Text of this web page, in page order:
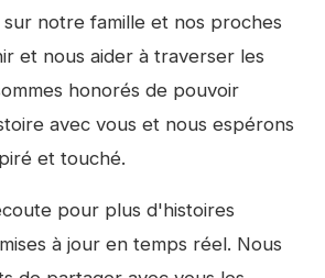
notre famille et nos proches
et nous aider à traverser les
honorés de pouvoir
avec vous et nous espérons
et touché.
pour plus d'histoires
à jour en temps réel. Nous